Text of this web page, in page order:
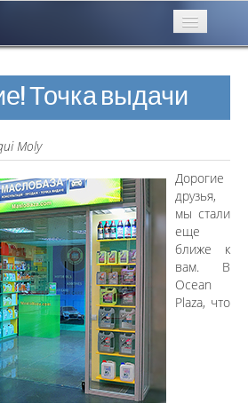
Точка выдачи
в Ocean
Moly
Дорогие
друзья,
мы стали
еще
ближе к
вам. В
Ocean
Plaza, что